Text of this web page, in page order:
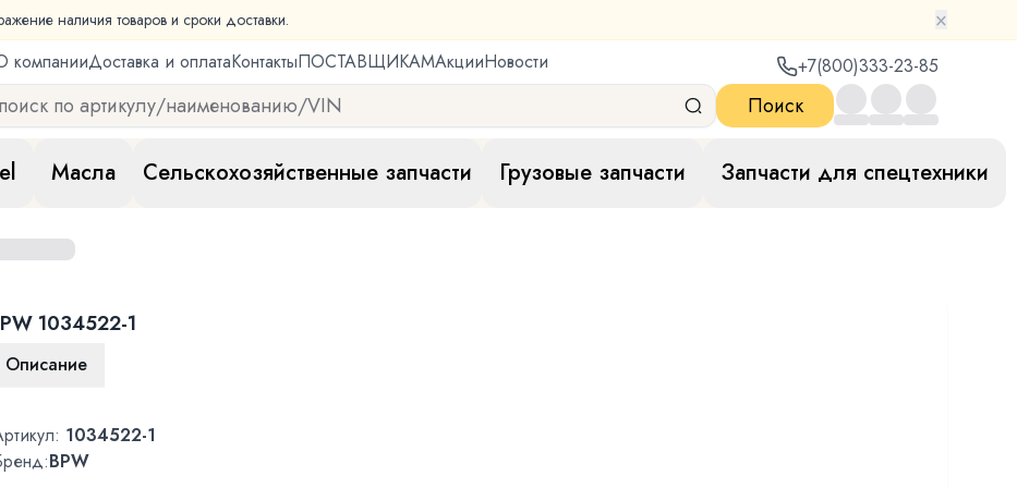
наличия товаров и сроки доставки. ×
компанииДоставка и оплатаКонтактыПОСТАВЩИКАМАкцииНовости +7(800)333-23-85
Поиск
Масла Сельскохозяйственные запчасти Грузовые запчасти Запчасти для спецтехники
1034522-1
Описание
1034522-1
BPW